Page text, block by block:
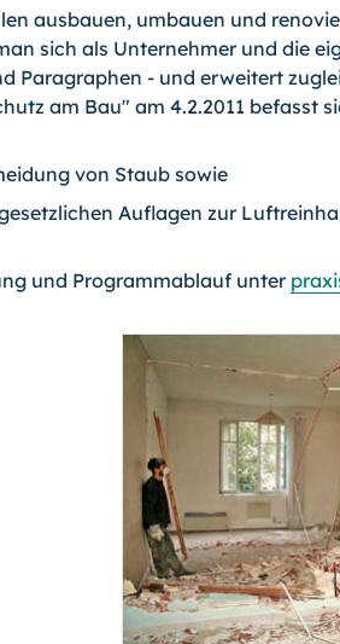
ausbauen, umbauen und
sich als Unternehmer und die
Paragraphen - und erweitert
am Bau" am 4.2.2011 befasst
von Staub sowie
Auflagen zur
und Programmablauf unter